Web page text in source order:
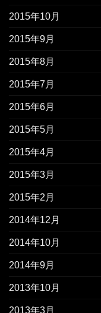
2015年10月
2015年9月
2015年8月
2015年7月
2015年6月
2015年5月
2015年4月
2015年3月
2015年2月
2014年12月
2014年10月
2014年9月
2013年10月
2013年3月